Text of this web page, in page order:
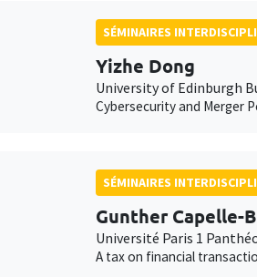
SÉMINAIRES
Yizhe Dong
University of Edinburgh
Cybersecurity and Merger
SÉMINAIRES
Gunther Capelle-
Université Paris 1
A tax on financial